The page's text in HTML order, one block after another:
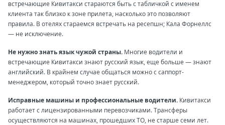
встречающие Кивитакси стараются быть с табличкой с именем
клиента так близко к зоне прилета, насколько это позволяют
правила. В отелях стараемся встречать на ресепшн; Кала Форнеллс
— не исключение.
Не нужно знать язык чужой страны. Многие водители и
встречающие Кивитакси знают русский язык, еще больше — знают
английский. В крайнем случае общаться можно с саппорт-
менеджером, который точно знает русский.
Исправные машины и профессиональные водители. Кивитакси
работает с лицензированными перевозчиками. Трансферы
осуществляются на машинах, прошедших ТО, не старше семи лет.